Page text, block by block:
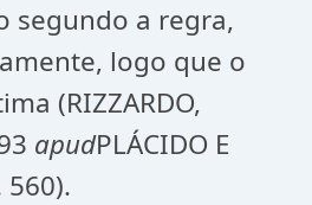
segundo a regra,
logo que o
(RIZZARDO,
apudPLÁCIDO E
560).